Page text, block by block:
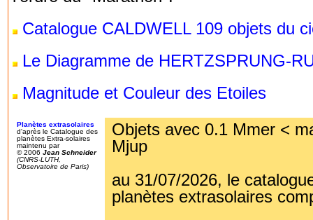
Catalogue CALDWELL 109 objets du
Le Diagramme de HERTZSPRUNG-
Magnitude et Couleur des Etoiles
Planètes extrasolaires
d'après le Catalogue des
planètes Extra-solaires
maintenu par
© 2006 Jean Schneider
(CNRS-LUTH,
Observatoire de Paris)
Objets avec 0.1 Mmer <
Mjup
au 31/07/2026, le
planètes extrasolaires